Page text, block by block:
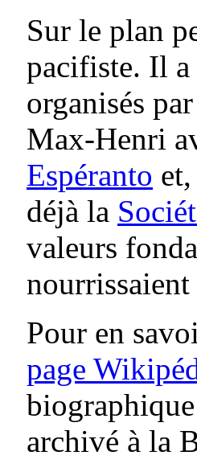
Sur le plan
pacifiste. Il
organisés
Max-Henri
Espéranto
déjà la
valeurs
Pour en
page
archivé à la